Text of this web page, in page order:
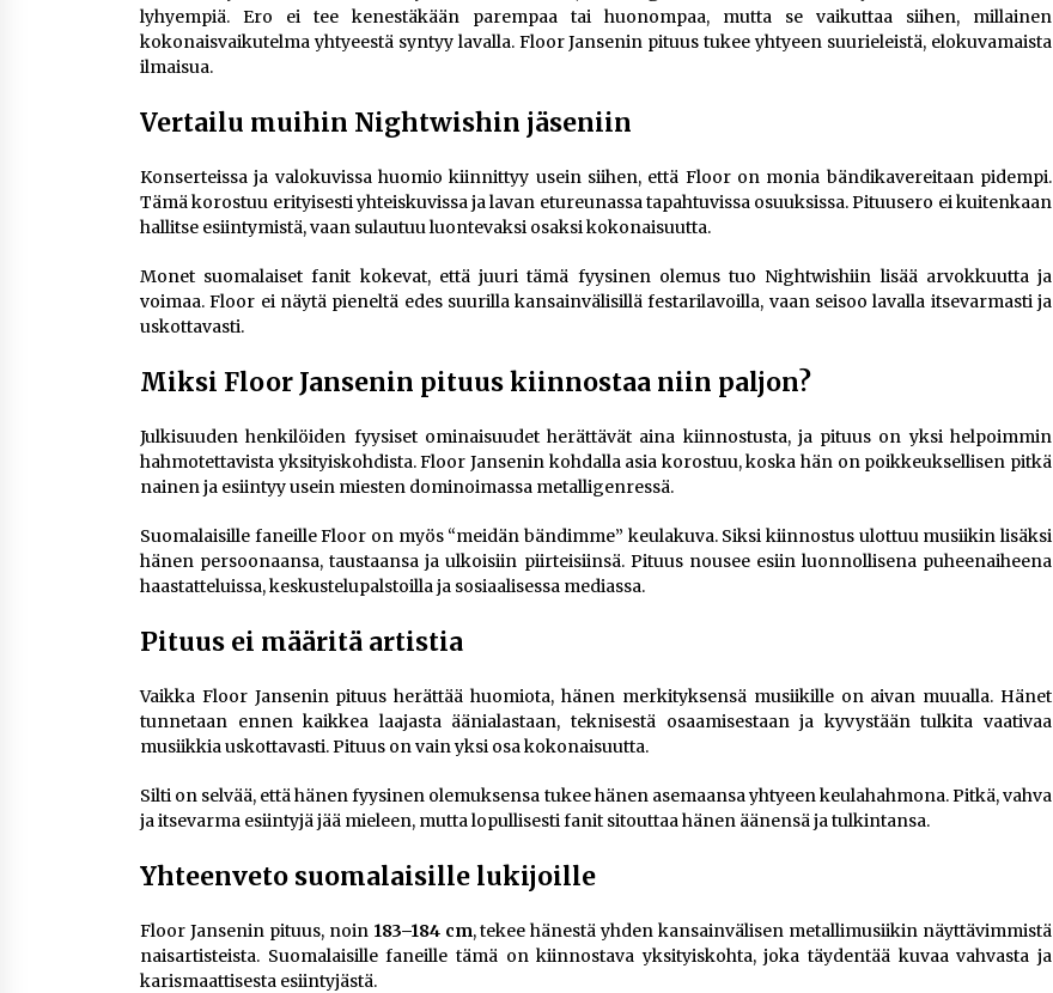
lyhyempiä. Ero ei tee kenestäkään parempaa tai huonompaa, mutta se vaikuttaa siihen, millainen
kokonaisvaikutelma yhtyeestä syntyy lavalla. Floor Jansenin pituus tukee yhtyeen suurieleistä, elokuvamaista
ilmaisua.
Vertailu muihin Nightwishin jäseniin
Konserteissa ja valokuvissa huomio kiinnittyy usein siihen, että Floor on monia bändikavereitaan pidempi.
Tämä korostuu erityisesti yhteiskuvissa ja lavan etureunassa tapahtuvissa osuuksissa. Pituusero ei kuitenkaan
hallitse esiintymistä, vaan sulautuu luontevaksi osaksi kokonaisuutta.
Monet suomalaiset fanit kokevat, että juuri tämä fyysinen olemus tuo Nightwishiin lisää arvokkuutta ja
voimaa. Floor ei näytä pieneltä edes suurilla kansainvälisillä festarilavoilla, vaan seisoo lavalla itsevarmasti ja
uskottavasti.
Miksi Floor Jansenin pituus kiinnostaa niin paljon?
Julkisuuden henkilöiden fyysiset ominaisuudet herättävät aina kiinnostusta, ja pituus on yksi helpoimmin
hahmotettavista yksityiskohdista. Floor Jansenin kohdalla asia korostuu, koska hän on poikkeuksellisen pitkä
nainen ja esiintyy usein miesten dominoimassa metalligenressä.
Suomalaisille faneille Floor on myös “meidän bändimme” keulakuva. Siksi kiinnostus ulottuu musiikin lisäksi
hänen persoonaansa, taustaansa ja ulkoisiin piirteisiinsä. Pituus nousee esiin luonnollisena puheenaiheena
haastatteluissa, keskustelupalstoilla ja sosiaalisessa mediassa.
Pituus ei määritä artistia
Vaikka Floor Jansenin pituus herättää huomiota, hänen merkityksensä musiikille on aivan muualla. Hänet
tunnetaan ennen kaikkea laajasta äänialastaan, teknisestä osaamisestaan ja kyvystään tulkita vaativaa
musiikkia uskottavasti. Pituus on vain yksi osa kokonaisuutta.
Silti on selvää, että hänen fyysinen olemuksensa tukee hänen asemaansa yhtyeen keulahahmona. Pitkä, vahva
ja itsevarma esiintyjä jää mieleen, mutta lopullisesti fanit sitouttaa hänen äänensä ja tulkintansa.
Yhteenveto suomalaisille lukijoille
Floor Jansenin pituus, noin 183–184 cm, tekee hänestä yhden kansainvälisen metallimusiikin näyttävimmistä
naisartisteista. Suomalaisille faneille tämä on kiinnostava yksityiskohta, joka täydentää kuvaa vahvasta ja
karismaattisesta esiintyjästä.